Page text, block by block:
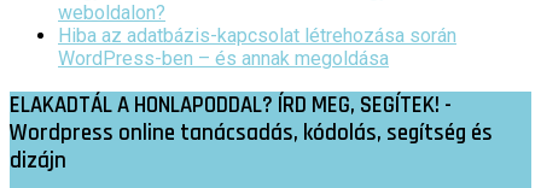
weboldalon?
Hiba az adatbázis-kapcsolat létrehozása során
WordPress-ben – és annak megoldása
ELAKADTÁL A HONLAPODDAL? ÍRD MEG, SEGÍTEK! -
Wordpress online tanácsadás, kódolás, segítség és
dizájn